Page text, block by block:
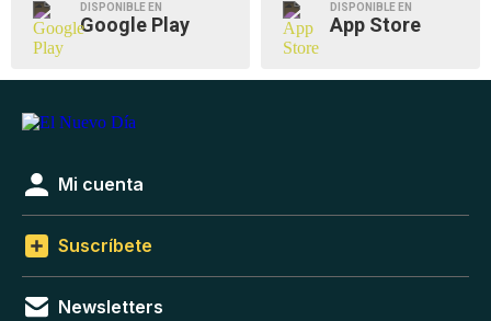
DISPONIBLE EN
Google Play
DISPONIBLE EN
App Store
Mi cuenta
Suscríbete
Newsletters